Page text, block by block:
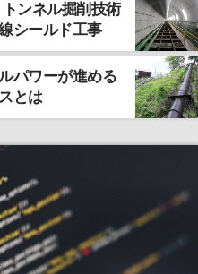
ンネル掘削技術
シールド工事
パワーが進める
とは